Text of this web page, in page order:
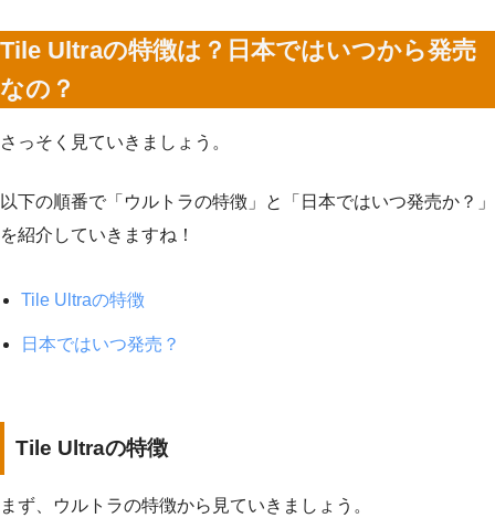
Tile Ultraの特徴は？日本ではいつから発売
なの？
さっそく見ていきましょう。
以下の順番で「ウルトラの特徴」と「日本ではいつ発売か？」
を紹介していきますね！
Tile Ultraの特徴
日本ではいつ発売？
Tile Ultraの特徴
まず、ウルトラの特徴から見ていきましょう。